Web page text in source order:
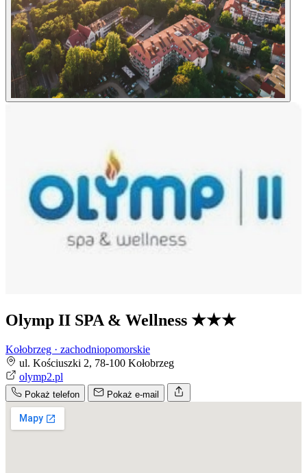
Olymp II SPA & Wellness ★★★
Kołobrzeg · zachodniopomorskie
ul. Kościuszki 2, 78-100 Kołobrzeg
olymp2.pl
Pokaż telefon Pokaż e-mail